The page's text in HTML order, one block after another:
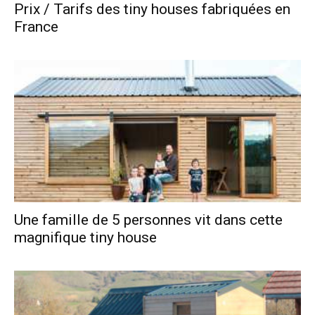
Prix / Tarifs des tiny houses fabriquées en
France
Une famille de 5 personnes vit dans cette
magnifique tiny house